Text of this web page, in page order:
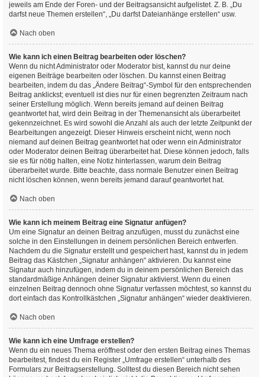
jeweils am Ende der Foren- und der Beitragsansicht aufgelistet. Z. B. „Du
darfst neue Themen erstellen“, „Du darfst Dateianhänge erstellen“ usw.
Nach oben
Wie kann ich einen Beitrag bearbeiten oder löschen?
Wenn du nicht Administrator oder Moderator bist, kannst du nur deine
eigenen Beiträge bearbeiten oder löschen. Du kannst einen Beitrag
bearbeiten, indem du das „Ändere Beitrag“-Symbol für den entsprechenden
Beitrag anklickst; eventuell ist dies nur für einen begrenzten Zeitraum nach
seiner Erstellung möglich. Wenn bereits jemand auf deinen Beitrag
geantwortet hat, wird dein Beitrag in der Themenansicht als überarbeitet
gekennzeichnet. Es wird sowohl die Anzahl als auch der letzte Zeitpunkt der
Bearbeitungen angezeigt. Dieser Hinweis erscheint nicht, wenn noch
niemand auf deinen Beitrag geantwortet hat oder wenn ein Administrator
oder Moderator deinen Beitrag überarbeitet hat. Diese können jedoch, falls
sie es für nötig halten, eine Notiz hinterlassen, warum dein Beitrag
überarbeitet wurde. Bitte beachte, dass normale Benutzer einen Beitrag
nicht löschen können, wenn bereits jemand darauf geantwortet hat.
Nach oben
Wie kann ich meinem Beitrag eine Signatur anfügen?
Um eine Signatur an deinen Beitrag anzufügen, musst du zunächst eine
solche in den Einstellungen in deinem persönlichen Bereich entwerfen.
Nachdem du die Signatur erstellt und gespeichert hast, kannst du in jedem
Beitrag das Kästchen „Signatur anhängen“ aktivieren. Du kannst eine
Signatur auch hinzufügen, indem du in deinem persönlichen Bereich das
standardmäßige Anhängen deiner Signatur aktivierst. Wenn du einen
einzelnen Beitrag dennoch ohne Signatur verfassen möchtest, so kannst du
dort einfach das Kontrollkästchen „Signatur anhängen“ wieder deaktivieren.
Nach oben
Wie kann ich eine Umfrage erstellen?
Wenn du ein neues Thema eröffnest oder den ersten Beitrag eines Themas
bearbeitest, findest du ein Register „Umfrage erstellen“ unterhalb des
Formulars zur Beitragserstellung. Solltest du diesen Bereich nicht sehen